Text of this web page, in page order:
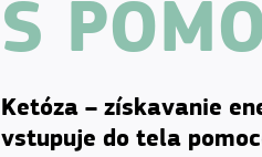
S
Ketóza – získavanie
vstupuje do tela